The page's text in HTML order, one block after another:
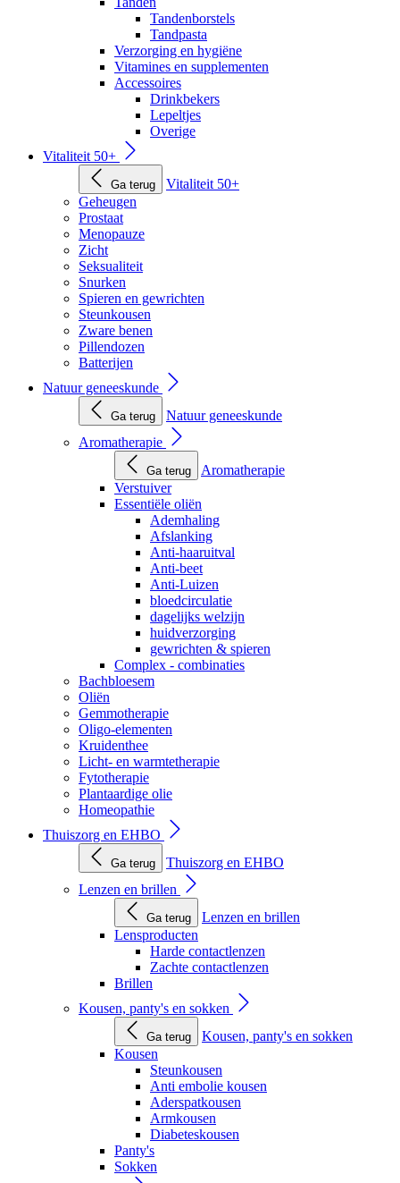
Tandenborstels
Tandpasta
Verzorging en hygiëne
Vitamines en supplementen
Accessoires
Drinkbekers
Lepeltjes
Overige
Vitaliteit 50+
Ga terug
Vitaliteit 50+
Geheugen
Prostaat
Menopauze
Zicht
Seksualiteit
Snurken
Spieren en gewrichten
Steunkousen
Zware benen
Pillendozen
Batterijen
Natuur geneeskunde
Ga terug
Natuur geneeskunde
Aromatherapie
Ga terug
Aromatherapie
Verstuiver
Essentiële oliën
Ademhaling
Afslanking
Anti-haaruitval
Anti-beet
Anti-Luizen
bloedcirculatie
dagelijks welzijn
huidverzorging
gewrichten & spieren
Complex - combinaties
Bachbloesem
Oliën
Gemmotherapie
Oligo-elementen
Kruidenthee
Licht- en warmtetherapie
Fytotherapie
Plantaardige olie
Homeopathie
Thuiszorg en EHBO
Ga terug
Thuiszorg en EHBO
Lenzen en brillen
Ga terug
Lenzen en brillen
Lensproducten
Harde contactlenzen
Zachte contactlenzen
Brillen
Kousen, panty's en sokken
Ga terug
Kousen, panty's en sokken
Kousen
Steunkousen
Anti embolie kousen
Aderspatkousen
Armkousen
Diabeteskousen
Panty's
Sokken